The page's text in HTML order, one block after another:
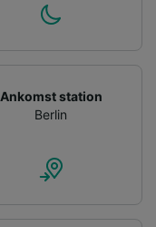
Ankomst station
Berlin